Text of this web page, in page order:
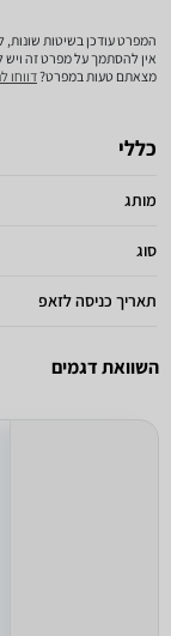
המפרט עודכן בשיטות שונות,
אין להסתמך על מפרט זה
מצאתם טעות במפרט?דווחו
כללי
מותג
סוג
תאריך כניסה לזאפ
השוואת דגמים